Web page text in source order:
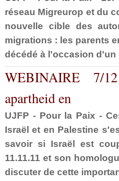
réseau Migreurop et du
nouvelle cible des
migrations : les parents
décédé à l'occasion d'un
WEBINAIRE 7/
apartheid en
UJFP - Pour la Paix -
Israël et en Palestine
savoir si Israël est
11.11.11 et son
discuter de cette